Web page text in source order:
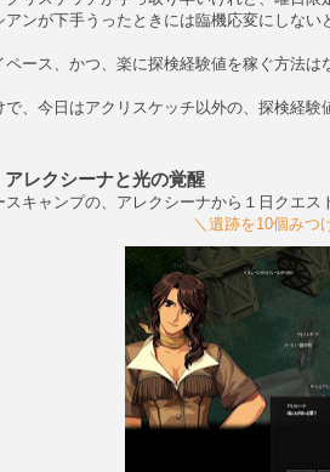
アンが下手うったときには臨機応変にしない
ペース、かつ、楽に探検経験値を稼ぐ方法は
で、今日はアクリスケッチ以外の、探検経験
アレクシーナと光の覚醒
スキャンプの、アレクシーナから１日クエス
＼遺跡を10個みつ